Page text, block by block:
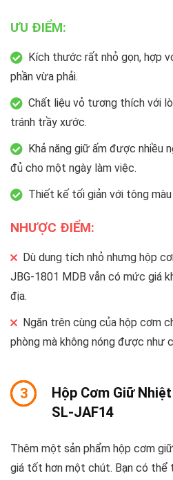
ƯU ĐIỂM:
Kích thước rất nhỏ gọn, hợp
phần vừa phải.
Chất liệu vỏ tương thích với
tránh trầy xước.
Khả năng giữ ấm được nhiều
đủ cho một ngày làm việc.
Thiết kế tối giản với tông
NHƯỢC ĐIỂM:
Dù dung tích nhỏ nhưng hộp
JBG-1801 MDB vẫn có mức giá
địa.
Ngăn trên cùng của hộp cơm
phòng mà không nóng được như
3
Hộp Cơm Giữ
SL-JAF14
Thêm một sản phẩm hộp cơm
giá tốt hơn một chút. Bạn có thể